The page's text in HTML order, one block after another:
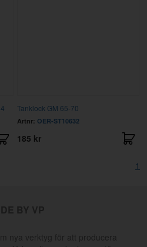
Tanklock GM 65-70
Artnr: OER-ST10632
185 kr
1